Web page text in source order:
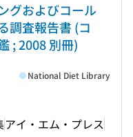
グおよびコール
調査報告書 (コ
; 2008 別冊)
アイ・エム・プレス
National Diet Library